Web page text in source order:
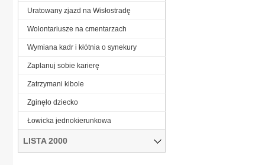
Uratowany zjazd na Wisłostradę
Wolontariusze na cmentarzach
Wymiana kadr i kłótnia o synekury
Zaplanuj sobie karierę
Zatrzymani kibole
Zginęło dziecko
Łowicka jednokierunkowa
LISTA 2000